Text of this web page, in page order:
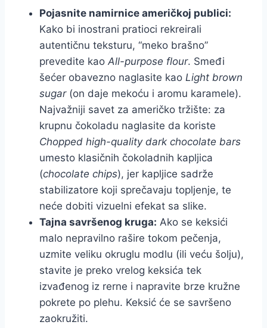
Pojasnite namirnice američkoj publici:
Kako bi inostrani pratioci rekreirali
autentičnu teksturu, “meko brašno”
prevedite kao All-purpose flour. Smeđi
šećer obavezno naglasite kao Light brown
sugar(on daje mekoću i aromu karamele).
Najvažniji savet za američko tržište: za
krupnu čokoladu naglasite da koriste
Chopped high-quality dark chocolate bars
umesto klasičnih čokoladnih kapljica
(chocolate chips), jer kapljice sadrže
stabilizatore koji sprečavaju topljenje, te
neće dobiti vizuelni efekat sa slike.
Tajna savršenog kruga: Ako se keksići
malo nepravilno rašire tokom pečenja,
uzmite veliku okruglu modlu (ili veću šolju),
stavite je preko vrelog keksića tek
izvađenog iz rerne i napravite brze kružne
pokrete po plehu. Keksić će se savršeno
zaokružiti.